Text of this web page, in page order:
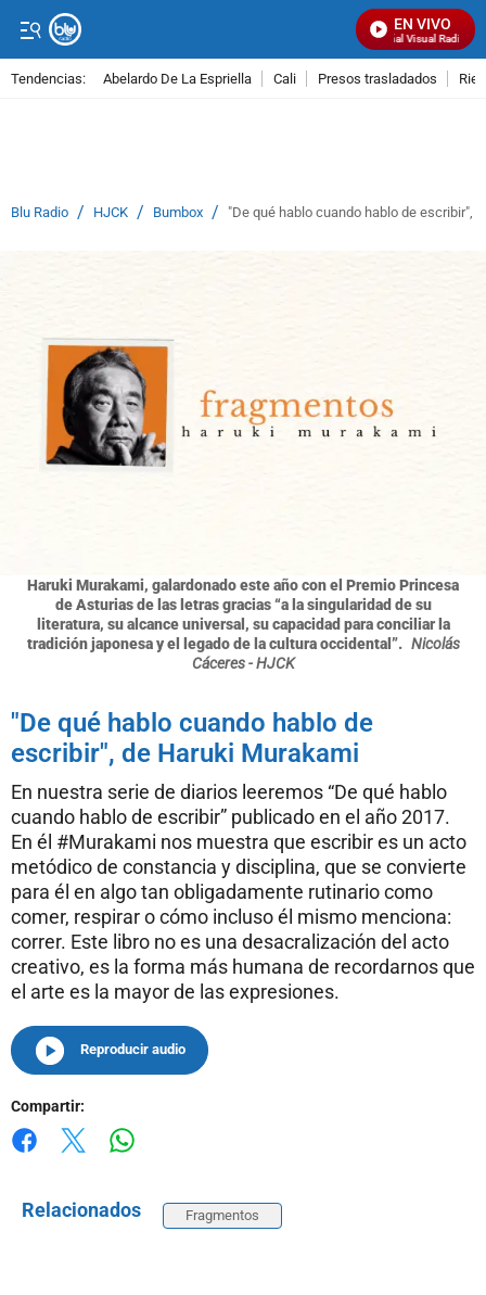
EN VIVO
Señal Visual Radio
Tendencias: Abelardo De La Espriella Cali Presos trasladados
Blu Radio / HJCK / Bumbox / "De qué hablo cuando hablo de escribir",
Haruki Murakami, galardonado este año con el Premio Princesa
de Asturias de las letras gracias “a la singularidad de su
literatura, su alcance universal, su capacidad para conciliar la
tradición japonesa y el legado de la cultura occidental”. Nicolás
Cáceres - HJCK
"De qué hablo cuando hablo de
escribir", de Haruki Murakami
En nuestra serie de diarios leeremos “De qué hablo
cuando hablo de escribir” publicado en el año 2017.
En él #Murakami nos muestra que escribir es un acto
metódico de constancia y disciplina, que se convierte
para él en algo tan obligadamente rutinario como
comer, respirar o cómo incluso él mismo menciona:
correr. Este libro no es una desacralización del acto
creativo, es la forma más humana de recordarnos que
el arte es la mayor de las expresiones.
Reproducir audio
Compartir:
Relacionados Fragmentos